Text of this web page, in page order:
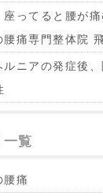
座ってると腰が
痛専門整体院
ルニアの発症後
覧
腰痛